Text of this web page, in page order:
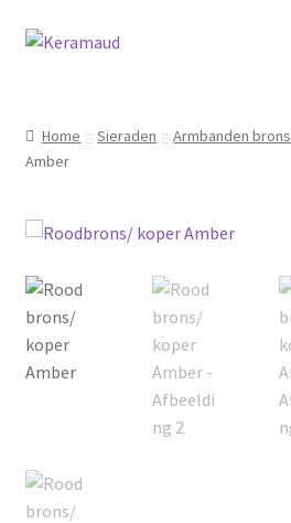
Ga
Ga
Over mij
Nieuws
Informatie
Contact
Home Sieraden Armbanden brons
Amber